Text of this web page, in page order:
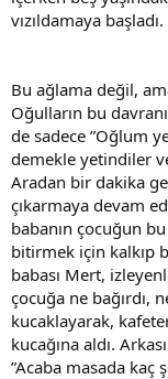
t
r
i
vızıldamaya başladı.
Bu ağlama değil,
Oğulların bu
de sadece ”Oğlum
demekle yetindiler
Aradan bir dakika
çıkarmaya devam
babanın çocuğun bu
bitirmek için kalkıp
babası Mert,
çocuğa ne bağırdı,
kucaklayarak,
kucağına aldı.
”Acaba masada kaç